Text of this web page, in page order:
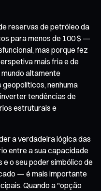
reservas de petróleo da
para menos de 100 $ —
mas porque fez
mais fria e de
altamente
nenhuma
tendências de
estruturais e
a verdadeira lógica das
entre a sua capacidade
o seu poder simbólico de
— é mais importante
Quando a "opção